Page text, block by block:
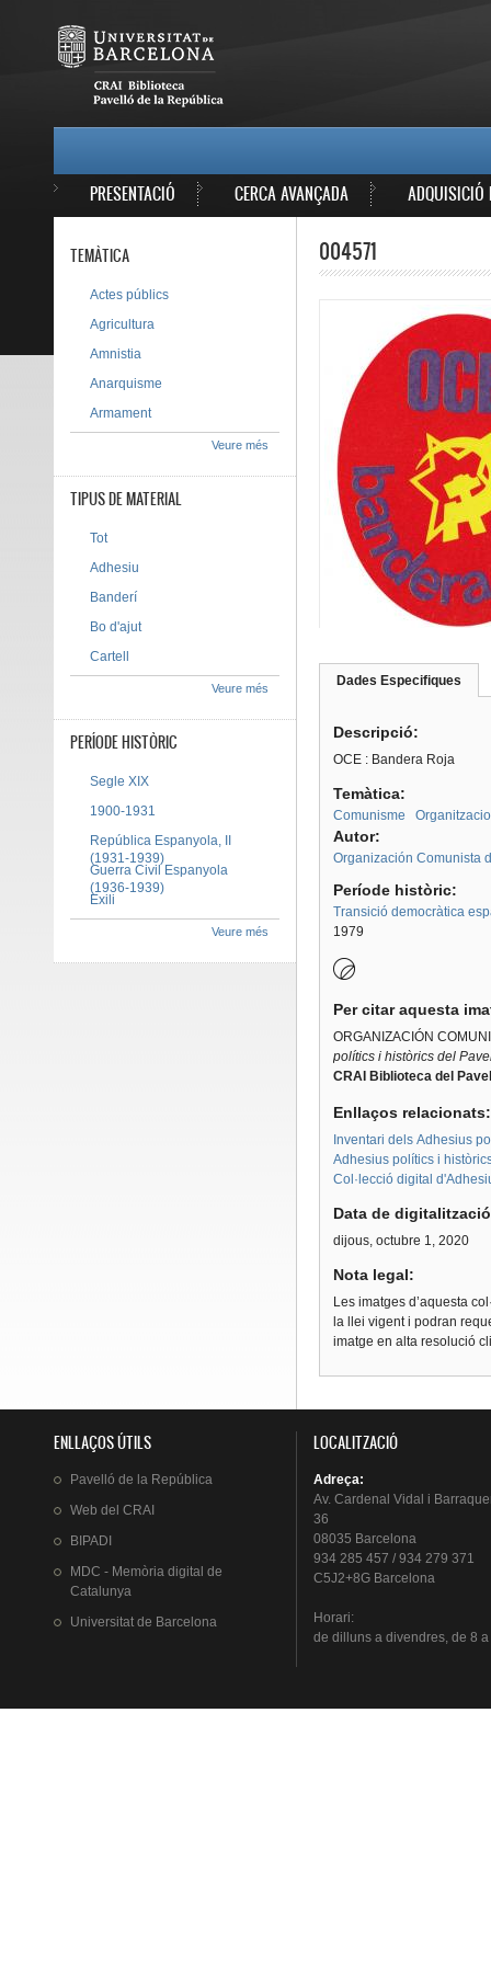
PRESENTACIÓ CERCA AVANÇADA ADQUISICIÓ
004571
Dades Especifiques
Descripció:
OCE : Bandera Roja
Temàtica:
Comunisme
Autor:
Organización Comunista
Període històric:
Transició democràtica
1979
Per citar aquesta
ORGANIZACIÓN
polítics i històrics del
CRAI Biblioteca del
Enllaços
Inventari dels Adhesius
Adhesius polítics i
Col·lecció digital
Data de
dijous, octubre 1, 2020
Nota legal:
Les imatges d’aquesta
la llei vigent i podran
imatge en alta resolució
TEMÀTICA
Actes públics
Agricultura
Amnistia
Anarquisme
Armament
Veure més
TIPUS DE MATERIAL
Tot
Adhesiu
Banderí
Bo d'ajut
Cartell
Veure més
PERÍODE HISTÒRIC
Segle XIX
1900-1931
República Espanyola, II
(1931-1939)
Guerra Civil Espanyola
(1936-1939)
Exili
Veure més
ENLLAÇOS ÚTILS
Pavelló de la República
Web del CRAI
BIPADI
MDC - Memòria digital de
Catalunya
Universitat de Barcelona
LOCALITZACIÓ
Adreça:
Av. Cardenal Vidal i
36
08035 Barcelona
934 285 457 / 934 279 371
C5J2+8G Barcelona
Horari:
de dillunsa divendres, de 8